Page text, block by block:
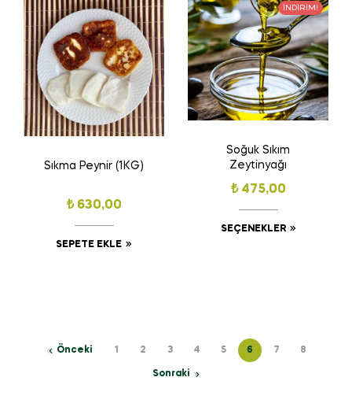
Sıkma Peynir (1KG)
₺630,00
SEPETE EKLE
İNDIRIM!
Soğuk Sıkım
Zeytinyağı
₺475,00
SEÇENEKLER
Önceki 1 2 3 4 5 6 7 8
Sonraki